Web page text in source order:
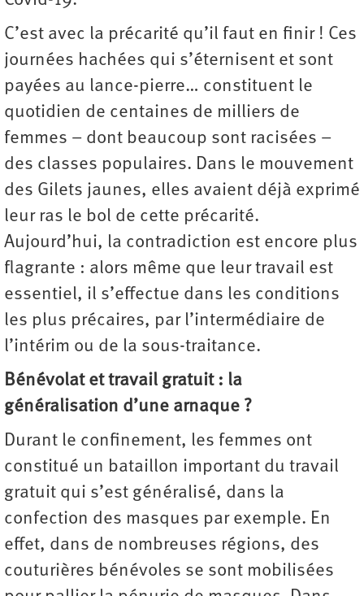
C’est avec la précarité qu’il faut en finir ! Ces
journées hachées qui s’éternisent et sont
payées au lance-pierre… constituent le
quotidien de centaines de milliers de
femmes – dont beaucoup sont racisées –
des classes populaires. Dans le mouvement
des Gilets jaunes, elles avaient déjà exprimé
leur ras le bol de cette précarité.
Aujourd’hui, la contradiction est encore plus
flagrante : alors même que leur travail est
essentiel, il s’effectue dans les conditions
les plus précaires, par l’intermédiaire de
l’intérim ou de la sous-traitance.
Bénévolat et travail gratuit : la
généralisation d’une arnaque ?
Durant le confinement, les femmes ont
constitué un bataillon important du travail
gratuit qui s’est généralisé, dans la
confection des masques par exemple. En
effet, dans de nombreuses régions, des
couturières bénévoles se sont mobilisées